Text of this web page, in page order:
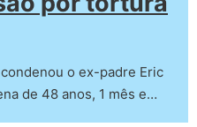
o ex-padre Eric
de 48 anos, 1 mês e…